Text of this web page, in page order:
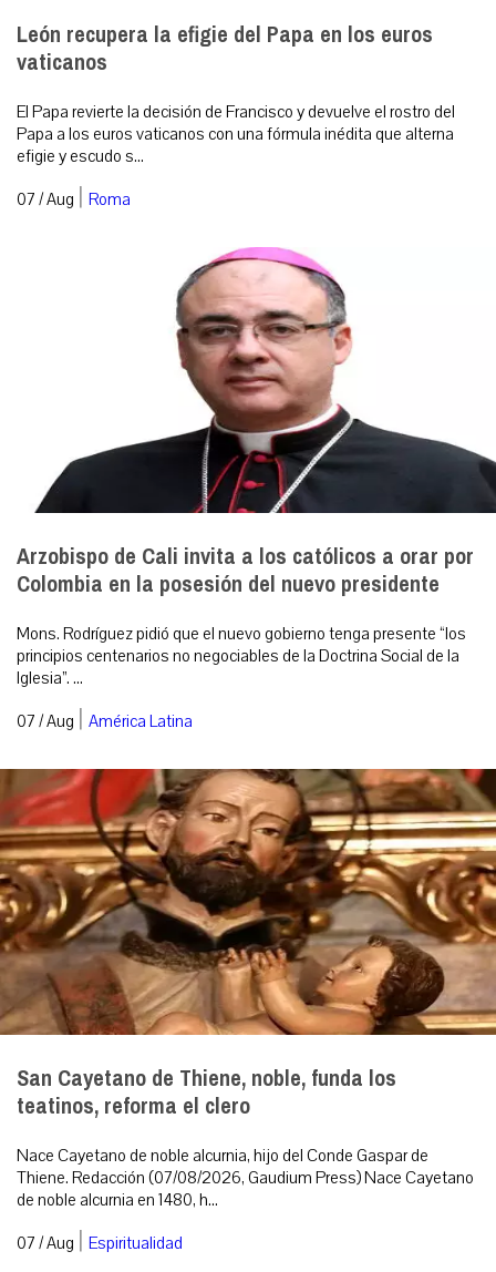
León recupera la efigie del Papa en los euros
vaticanos
El Papa revierte la decisión de Francisco y devuelve el rostro del
Papa a los euros vaticanos con una fórmula inédita que alterna
efigie y escudo s...
07 / Aug | Roma
Arzobispo de Cali invita a los católicos a orar por
Colombia en la posesión del nuevo presidente
Mons. Rodríguez pidió que el nuevo gobierno tenga presente “los
principios centenarios no negociables de la Doctrina Social de la
Iglesia”. ...
07 / Aug | América Latina
San Cayetano de Thiene, noble, funda los
teatinos, reforma el clero
Nace Cayetano de noble alcurnia, hijo del Conde Gaspar de
Thiene. Redacción (07/08/2026, Gaudium Press) Nace Cayetano
de noble alcurnia en 1480, h...
07 / Aug | Espiritualidad